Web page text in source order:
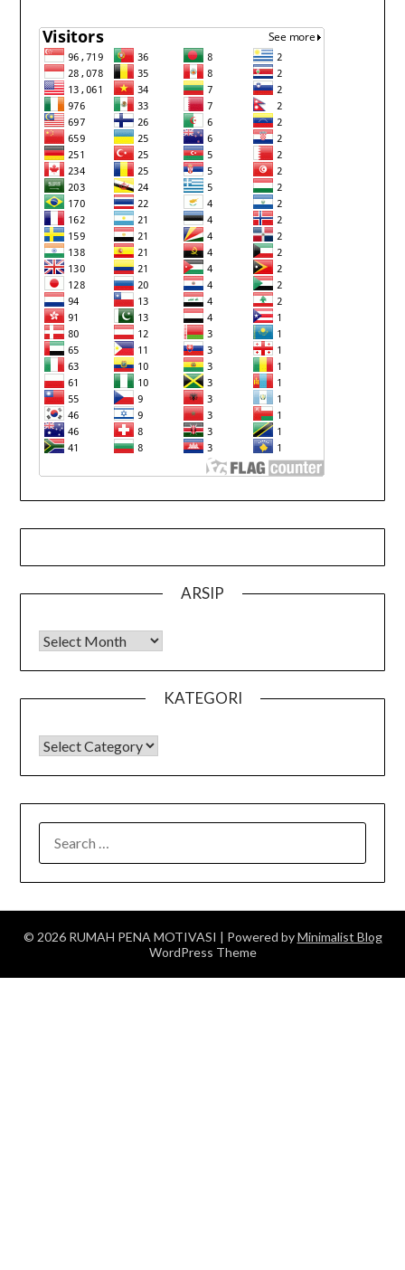
ARSIP
Arsip
KATEGORI
KATEGORI
FOR:
© 2026 RUMAH PENA MOTIVASI | Powered byMinimalist Blog
WordPress Theme